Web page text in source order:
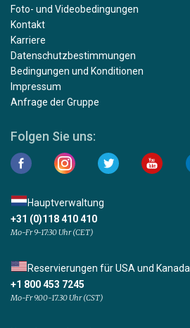
Foto- und Videobedingungen
Kontakt
Karriere
Datenschutzbestimmungen
Bedingungen und Konditionen
Impressum
Anfrage der Gruppe
Folgen Sie uns:
Hauptverwaltung
+31 (0)118 410 410
Mo-Fr 9-17:30 Uhr (CET)
Reservierungen für USA und Kanada
+1 800 453 7245
Mo-Fr 9.00-17.30 Uhr (CST)